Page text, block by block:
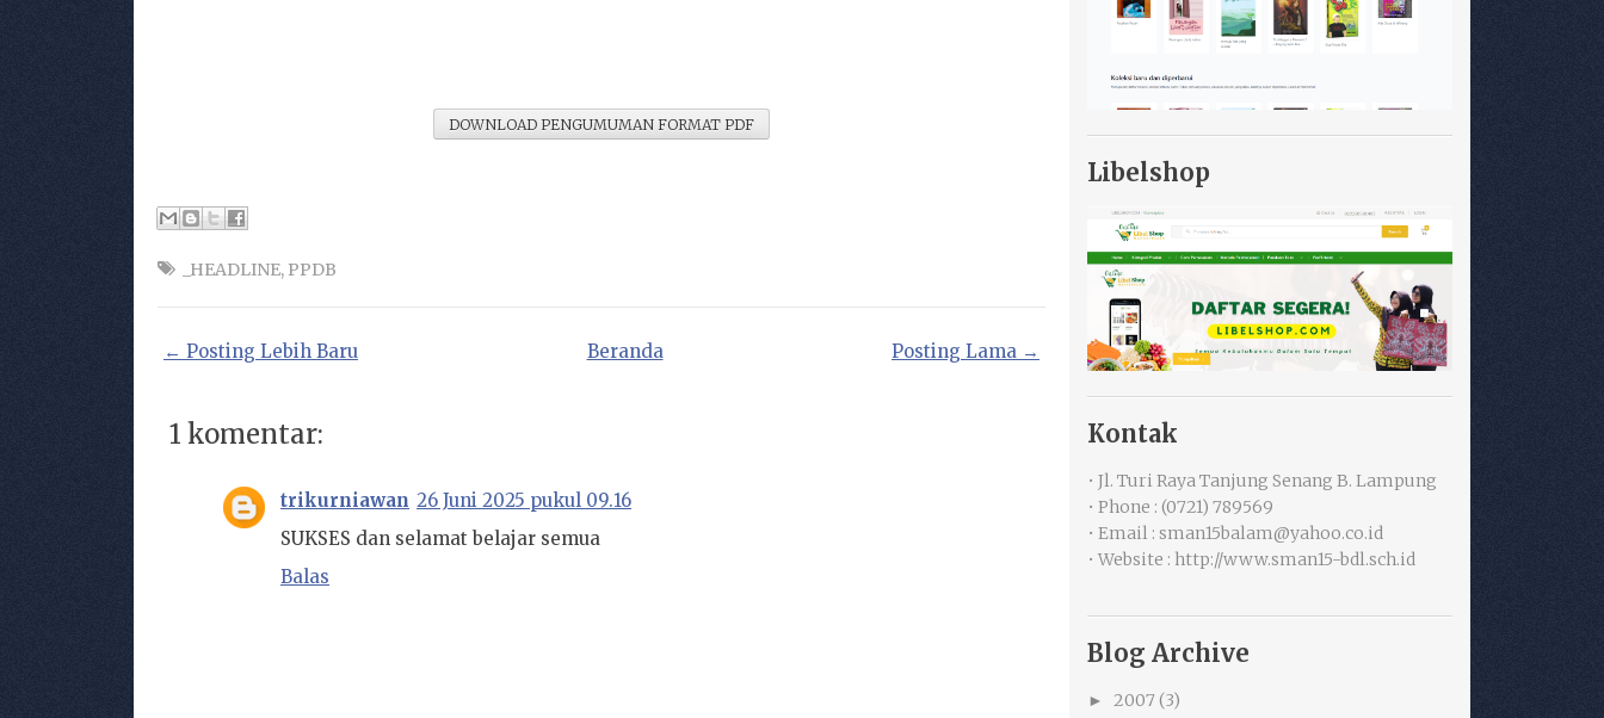
DOWNLOAD PENGUMUMAN FORMAT PDF
_HEADLINE, PPDB
← Posting Lebih Baru Posting Lama →
Beranda
1 komentar:
trikurniawan 26 Juni 2025 pukul 09.16
SUKSES dan selamat belajar semua
Balas
Libelshop
Kontak
• Jl. Turi Raya Tanjung Senang B. Lampung
• Phone : (0721) 789569
• Email : sman15balam@yahoo.co.id
• Website : http://www.sman15-bdl.sch.id
Blog Archive
► 2007 (3)